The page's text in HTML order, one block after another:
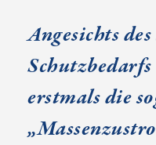
Angesichts
erstmals die